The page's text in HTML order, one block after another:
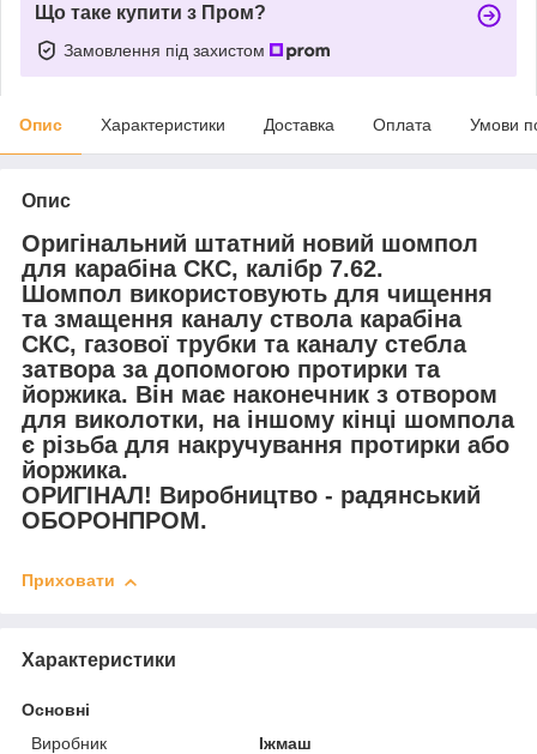
Що таке купити з Пром?
Замовлення під захистом
Опис Характеристики Доставка Оплата Умови
Опис
Оригінальний штатний новий шомпол
для карабіна СКС, калібр 7.62.
Шомпол використовують для чищення
та змащення каналу ствола карабіна
СКС, газової трубки та каналу стебла
затвора за допомогою протирки та
йоржика. Він має наконечник з отвором
для виколотки, на іншому кінці шомпола
є різьба для накручування протирки або
йоржика.
ОРИГІНАЛ! Виробництво - радянський
ОБОРОНПРОМ.
Приховати
Характеристики
Основні
Виробник
Іжмаш